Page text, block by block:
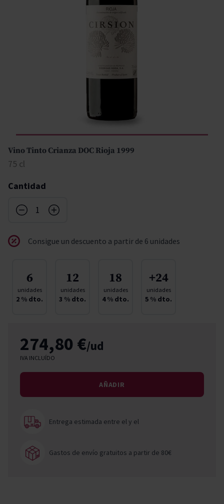
Vino Tinto Crianza DOC Rioja 1999
75 cl
Cantidad
Consigue un descuento a partir de 6 unidades
6
unidades
2 % dto.
12
unidades
3 % dto.
18
unidades
4% dto.
+24
unidades
5 % dto.
274,80 €/ud
IVA INCLUÍDO
AÑADIR
Entrega estimada entre ely el
Gastos de envío gratuitos a partir de 80€